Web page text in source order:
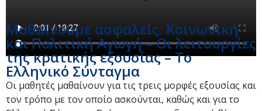
Μαθαίνουμε ασφαλείς: Κοινωνική
και Πολιτική Αγωγή – Οι λειτουργίες
της κρατικής εξουσίας – Το
Ελληνικό Σύνταγμα
Οι μαθητές μαθαίνουν για τις τρεις μορφές εξουσίας και
τον τρόπο με τον οποίο ασκούνται, καθώς και για το